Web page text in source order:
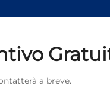
a breve.